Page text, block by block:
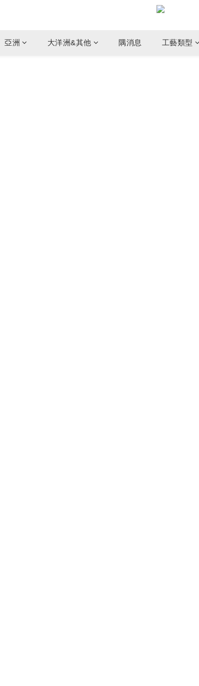
亞洲 大洋洲&其他 隅消息 工藝類型